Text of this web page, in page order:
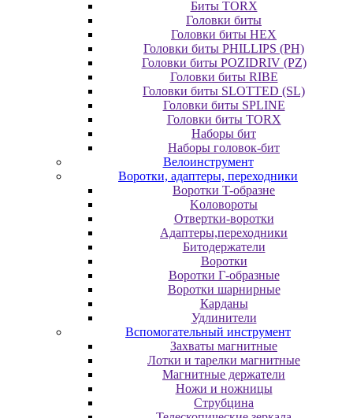
Биты TORX
Головки биты
Головки биты HEX
Головки биты PHILLIPS (PH)
Головки биты POZIDRIV (PZ)
Головки биты RIBE
Головки биты SLOTTED (SL)
Головки биты SPLINE
Головки биты TORX
Наборы бит
Наборы головок-бит
Велоинструмент
Воротки, адаптеры, переходники
Bopoтки T-oбpaзне
Koлoвopoты
Oтвepтки-вopoтки
Адаптеры,переходники
Битодержатели
Воротки
Воротки Г-образные
Воротки шарнирные
Карданы
Удлинители
Вспомогательный инструмент
Захваты магнитные
Лотки и тарелки магнитные
Магнитные держатели
Ножи и ножницы
Струбцина